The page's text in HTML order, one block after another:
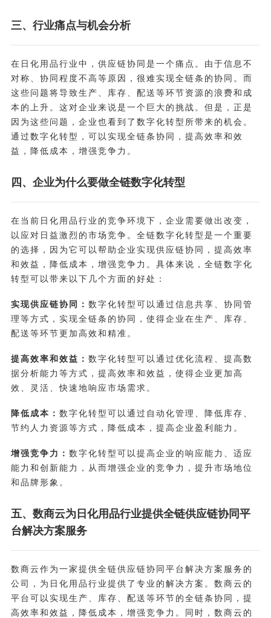
三、行业痛点与机会分析
在日化用品行业中，供应链协同是一个痛点。由于信息不
对称、协同程度不高等原因，很难实现全链条的协同。而
这些问题将导致生产、库存、配送等环节资源的浪费和成
本的上升。这对企业来说是一个巨大的挑战。但是，正是
因为这些问题，企业也看到了数字化转型所带来的机会。
通过数字化转型，可以实现全链条协同，提高效率和效
益，降低成本，增强竞争力。
四、企业为什么要做全链数字化转型
在当前日化用品行业的竞争环境下，企业需要做出改变，
以应对日益激烈的市场竞争。全链数字化转型是一个重要
的选择，因为它可以帮助企业实现供应链协同，提高效率
和效益，降低成本，增强竞争力。具体来说，全链数字化
转型可以带来以下几个方面的好处：
实现供应链协同： 数字化转型可以通过信息共享、协同管
理等方式，实现全链条的协同，使得企业在生产、库存、
配送等环节更加高效和精准。
提高效率和效益： 数字化转型可以通过优化流程、提高数
据分析能力等方式，提高效率和效益，使得企业更加高
效、灵活、快速地响应市场需求。
降低成本： 数字化转型可以通过自动化管理、降低库存、
节约人力资源等方式，降低成本，提高企业盈利能力。
增强竞争力： 数字化转型可以提高企业的响应能力、适应
能力和创新能力，从而增强企业的竞争力，提升市场地位
和品牌形象。
五、数商云为日化用品行业提供全链供应链协同平
台解决方案服务
数商云作为一家提供全链供应链协同平台解决方案服务的
公司，为日化用品行业提供了专业的解决方案。数商云的
平台可以实现生产、库存、配送等环节的全链条协同，提
高效率和效益，降低成本，增强竞争力。同时，数商云的